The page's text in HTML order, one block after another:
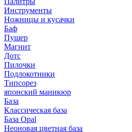
Инструменты
Ножницы и кусачки
Баф
Пушер
Магнит
Дотс
Пилочки
Подлокотники
Типсорез
японский маникюр
База
Классическая база
База Opal
Неоновая цветная база